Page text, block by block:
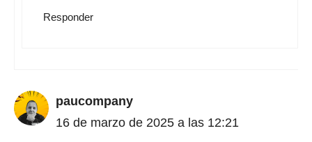
Responder
paucompany
16 de marzo de 2025 a las 12:21